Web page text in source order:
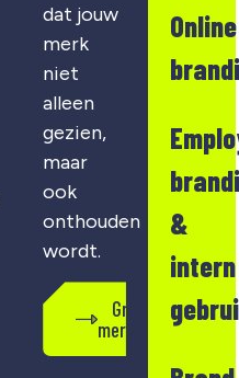
dat jouw
merk
niet
alleen
gezien,
maar
ook
onthouden
wordt.
Gratis
merkscan
Online
&
intern